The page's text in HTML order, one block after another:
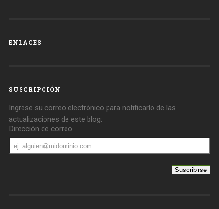
ENLACES
SUSCRIPCIÓN
Ingrese su correo electrónico para notificarlo de las
actualizaciones de este blog:
Dirección de correo
Dirección
de
correo